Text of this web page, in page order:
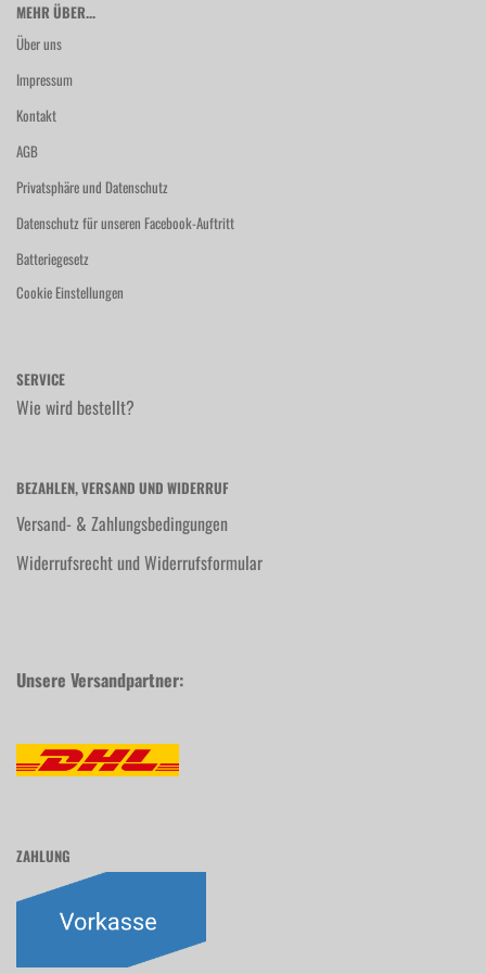
MEHR ÜBER...
Über uns
Impressum
Kontakt
AGB
Privatsphäre und Datenschutz
Datenschutz für unseren Facebook-Auftritt
Batteriegesetz
Cookie Einstellungen
SERVICE
Wie wird bestellt?
BEZAHLEN, VERSAND UND WIDERRUF
Versand- & Zahlungsbedingungen
Widerrufsrecht und Widerrufsformular
Unsere Versandpartner:
ZAHLUNG